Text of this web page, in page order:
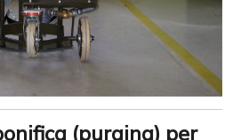
(purging) per